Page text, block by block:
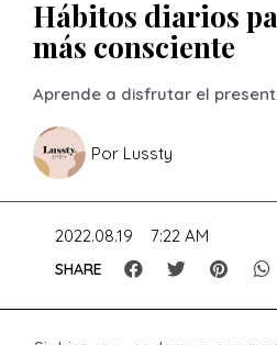
Hábitos diarios
más consciente
Aprende a disfrutar el
Por Lussty
2022.08.19 7:22 AM
SHARE